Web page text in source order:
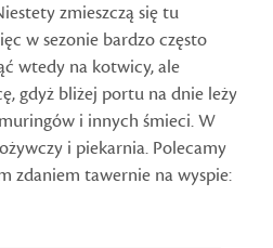
zmieszczą się tu
w sezonie bardzo często
wtedy na kotwicy, ale
gdyż bliżej portu na dnie leży
i innych śmieci. W
i piekarnia. Polecamy
zdaniem tawernie na wyspie: